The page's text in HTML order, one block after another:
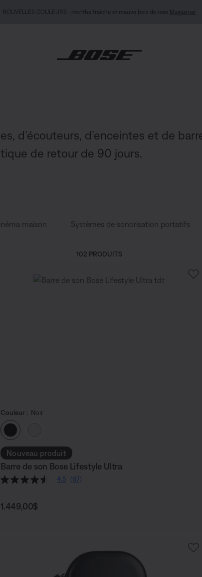
MON BOSE : Nouveau Casque QuietComfort (2e génération). Se connecter ou
d’écouteurs, d’enceintes et de
de retour de 90 jours.
maison Systèmes de sonorisation portatifs
102 PRODUITS
Couleur : Noir
Choisissez la couleur
Nouveau produit
Barre de son Bose Lifestyle Ultra
4.5 (67)
Prix :
1.449,00$